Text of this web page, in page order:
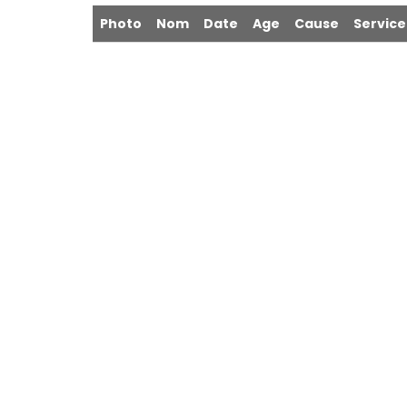
Photo Nom Date Age Cause Service